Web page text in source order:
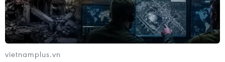
vietnamplus.vn